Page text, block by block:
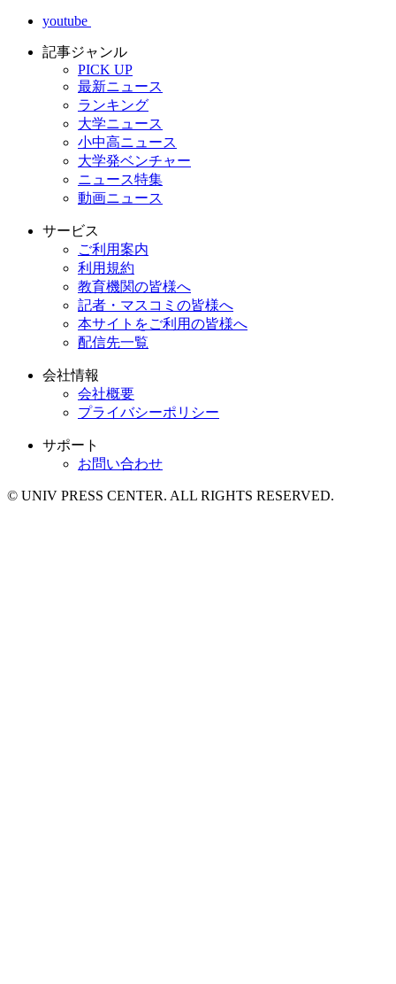
youtube
記事ジャンル
PICK UP
最新ニュース
ランキング
大学ニュース
小中高ニュース
大学発ベンチャー
ニュース特集
動画ニュース
サービス
ご利用案内
利用規約
教育機関の皆様へ
記者・マスコミの皆様へ
本サイトをご利用の皆様へ
配信先一覧
会社情報
会社概要
プライバシーポリシー
サポート
お問い合わせ
© UNIV PRESS CENTER. ALL RIGHTS RESERVED.